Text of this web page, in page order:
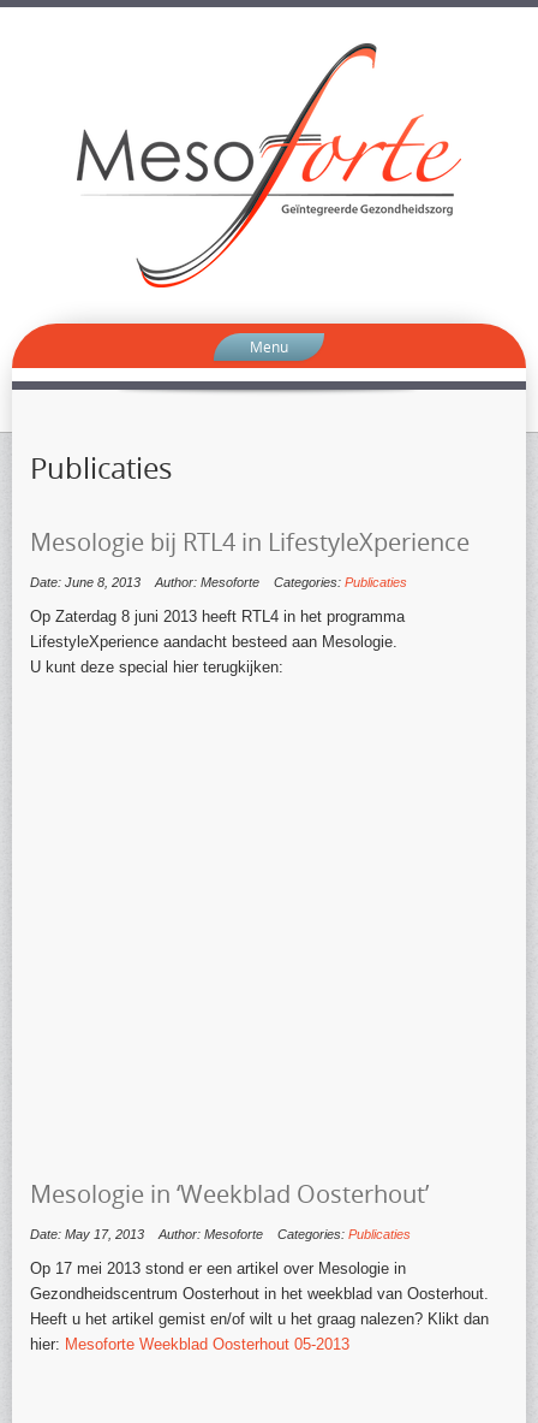
Menu
Publicaties
Mesologie bij RTL4 in LifestyleXperience
Date: June 8, 2013 Author: Mesoforte Categories: Publicaties
Op Zaterdag 8 juni 2013 heeft RTL4 in het programma
LifestyleXperience aandacht besteed aan Mesologie.
U kunt deze special hier terugkijken:
Mesologie in ‘Weekblad Oosterhout’
Date: May 17, 2013 Author: Mesoforte Categories: Publicaties
Op 17 mei 2013 stond er een artikel over Mesologie in
Gezondheidscentrum Oosterhout in het weekblad van Oosterhout.
Heeft u het artikel gemist en/of wilt u het graag nalezen? Klikt dan
hier: Mesoforte Weekblad Oosterhout 05-2013